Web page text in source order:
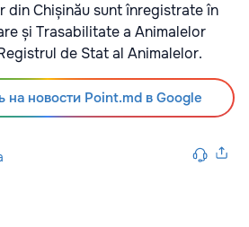
din Chișinău sunt înregistrate în
și Trasabilitate a Animalelor
de Stat al Animalelor.
на новости Point.md в Google